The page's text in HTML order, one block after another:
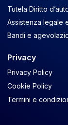
Tutela Diritto
Assistenza legale
Bandi e
Privacy
Privacy Policy
Cookie Policy
Termini e